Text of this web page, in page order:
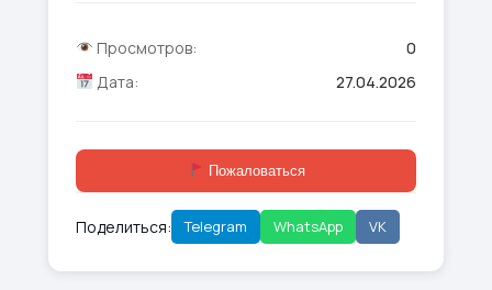
Просмотров:
0
Дата:
27.04.2026
Пожаловаться
Поделиться: Telegram WhatsApp VK